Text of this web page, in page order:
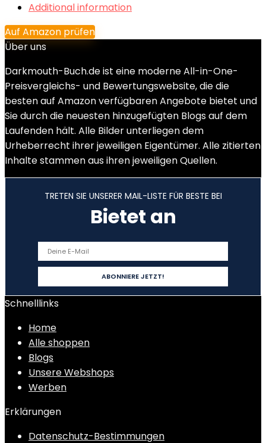
Additional information
Auf Amazon prüfen
Über uns
Darkmouth-Buch.de ist eine moderne All-in-One-
Preisvergleichs- und Bewertungswebsite, die die
besten auf Amazon verfügbaren Angebote bietet und
Sie durch die neuesten hinzugefügten Blogs auf dem
Laufenden hält. Alle Bilder unterliegen dem
Urheberrecht ihrer jeweiligen Eigentümer. Alle zitierten
Inhalte stammen aus ihren jeweiligen Quellen.
TRETEN SIE UNSERER MAIL-LISTE FÜR BESTE BEI
Bietet an
Schnelllinks
Home
Alle shoppen
Blogs
Unsere Webshops
Werben
Erklärungen
Datenschutz-Bestimmungen